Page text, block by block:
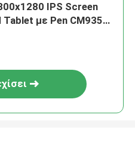
IPS Screen
Tablet με Pen CM935